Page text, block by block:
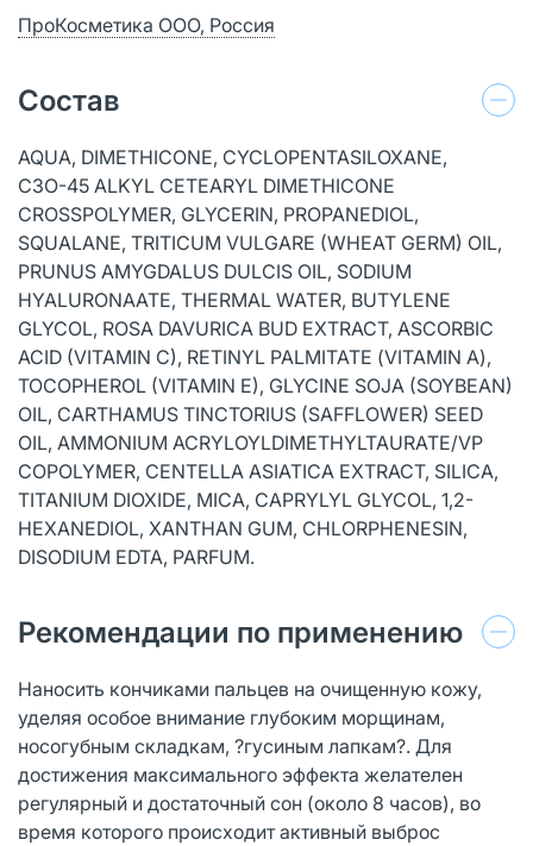
ПроКосметика ООО, Россия
Состав
AQUA, DIMEТНICONE, CYCLOPENTASILOXANE,
C3О-45 ALKYL CЕТЕARYL DIMETHICONE
CROSSPOLYMER, GLYCERIN, PROPANEDIOL,
SQUALANE, TRITICUM VULGARE (WHEAT GERM) OIL,
PRUNUS AMYGDALUS DULCIS OIL, SODIUM
HYALURONAАТЕ, ТHERMAL WATER, BUTYLENE
GLYCOL, ROSA DAVURICA BUD EXTRACT, ASCORBIC
ACID (VITAMIN C), RETINYL PALМIТАТЕ (VITAMIN A),
ТОСОРНEROL (VITAMIN E), GLYCINE SOJA (SOYBEAN)
OIL, CARTHАMUS TINCTORIUS (SAFFLOWER) SEED
OIL, АМMONIUM ACRYLOYLDIMETHYLTAURATE/VP
СOРOLYMЕR, CENTELLA ASIATICA EXTRACT, SILIСА,
TITANIUM DIOXIDE, MICА, САPRYLYL GLYCOL, 1,2-
НЕХANEDIOL, XANTHAN GUM, CHLORPHENESIN,
DISODIUM EDTA, PARFUM.
Рекомендации по применению
Наносить кончиками пальцев на очищенную кожу,
уделяя особое внимание глубоким морщинам,
носогубным складкам, ?гусиным лапкам?. Для
достижения максимального эффекта желателен
регулярный и достаточный сон (около 8 часов), во
время которого происходит активный выброс